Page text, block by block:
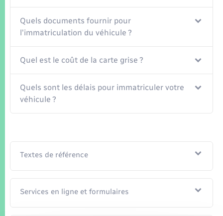
Quels documents fournir pour
l'immatriculation du véhicule ?
Quel est le coût de la carte grise ?
Quels sont les délais pour immatriculer votre
véhicule ?
Textes de référence
Services en ligne et formulaires